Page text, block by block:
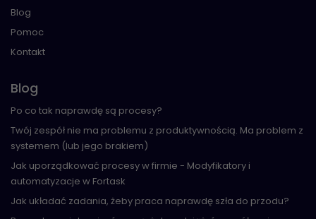
Blog
Pomoc
Kontakt
Blog
Po co tak naprawdę są procesy?
Twój zespół nie ma problemu z produktywnością. Ma problem z
systemem (lub jego brakiem)
Jak uporządkować procesy w firmie - Modyfikatory i
automatyzacje w Fortask
Jak układać zadania, żeby praca naprawdę szła do przodu?